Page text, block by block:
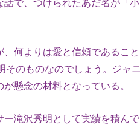
何よりは愛と信頼であること
のものなのでしょう。ジャ
懸念の材料となっている。
滝沢秀明として実績を積ん